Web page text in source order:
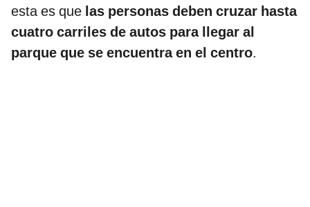
esta es que las personas deben cruzar hasta
cuatro carriles de autos para llegar al
parque que se encuentra en el centro.